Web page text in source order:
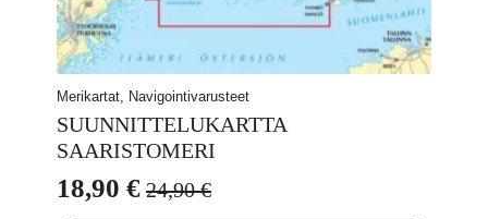
Merikartat, Navigointivarusteet
SUUNNITTELUKARTTA
SAARISTOMERI
24,90€
Alkuperäinen
18,90 €
Nykyinen